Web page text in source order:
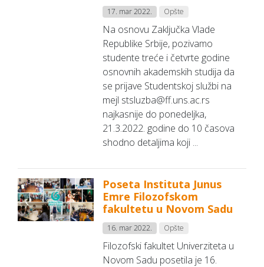
17. mar 2022. Opšte
Na osnovu Zaključka Vlade
Republike Srbije, pozivamo
studente treće i četvrte godine
osnovnih akademskih studija da
se prijave Studentskoj službi na
mejl stsluzba@ff.uns.ac.rs
najkasnije do ponedeljka,
21.3.2022. godine do 10 časova
shodno detaljima koji ...
Poseta Instituta Junus
Emre Filozofskom
fakultetu u Novom Sadu
16. mar 2022. Opšte
Filozofski fakultet Univerziteta u
Novom Sadu posetila je 16.